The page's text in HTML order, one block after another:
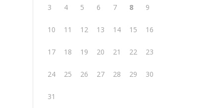
3 4 5 6 7 8 9
10 11 12 13 14 15 16
17 18 19 20 21 22 23
24 25 26 27 28 29 30
31